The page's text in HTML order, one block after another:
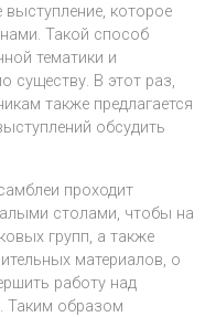
которое
Такой способ
тематики и
существу. В этот раз,
также предлагается
обсудить
проходит
столами, чтобы на
групп, а также
материалов, о
работу над
Таким образом